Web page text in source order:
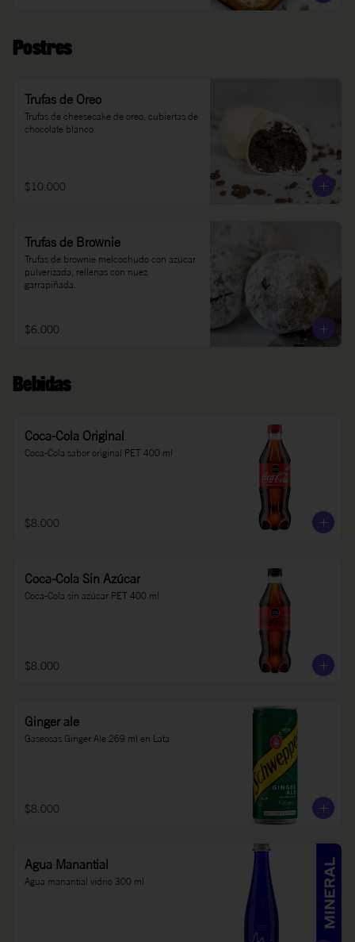
Postres
Trufas de Oreo
Trufas de cheesecake de oreo, cubiertas de
chocolate blanco
$10.000
Trufas de Brownie
Trufas de brownie melcochudo con azúcar
pulverizada, rellenas con nuez
garrapiñada.
$6.000
Bebidas
Coca-Cola Original
Coca-Cola sabor original PET 400 ml
$8.000
Coca-Cola Sin Azúcar
Coca-Cola sin azúcar PET 400 ml
$8.000
Ginger ale
Gaseosas Ginger Ale 269 ml en Lata
$8.000
Agua Manantial
Agua manantial vidrio 300 ml